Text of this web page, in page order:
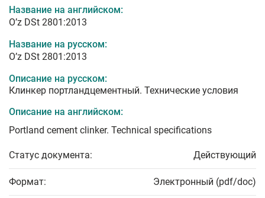
Название на английском:
O’z DSt 2801:2013
Название на русском:
O’z DSt 2801:2013
Описание на русском:
Клинкер портландцементный. Технические условия
Описание на английском:
Portland cement clinker. Technical specifications
Статус документа: Действующий
Формат: Электронный (pdf/doc)